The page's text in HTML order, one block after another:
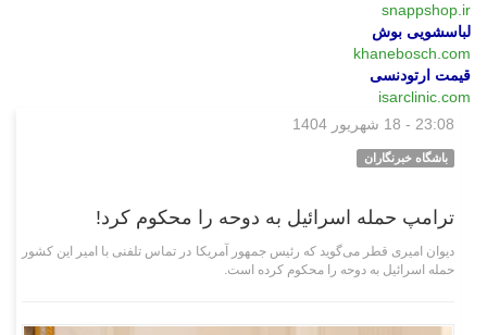
snappshop.ir
لباسشویی بوش
khanebosch.com
قیمت ارتودنسی
isarclinic.com
23:08 - 18 شهریور 1404
باشگاه خبرنگاران
ترامپ حمله اسرائیل به دوحه را محکوم کرد!
دیوان امیری قطر می‌گوید که رئیس جمهور آمریکا در تماس تلفنی با امیر این کشور
حمله اسرائیل به دوحه را محکوم کرده است.